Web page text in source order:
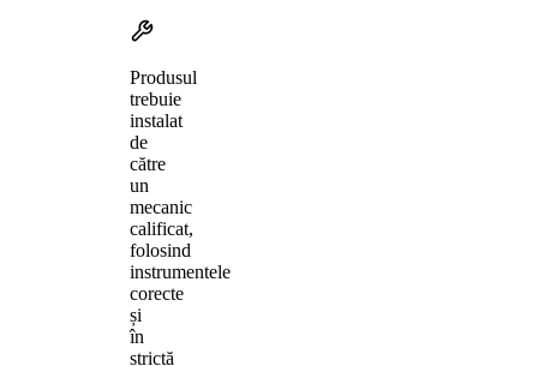
Produsul
trebuie
instalat
de
către
un
mecanic
calificat,
folosind
instrumentele
corecte
și
în
strictă